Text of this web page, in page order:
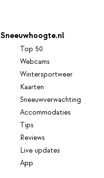
Sneeuwhoogte.nl
Top 50
Webcams
Wintersportweer
Kaarten
Sneeuwverwachting
Accommodaties
Tips
Reviews
Live updates
App